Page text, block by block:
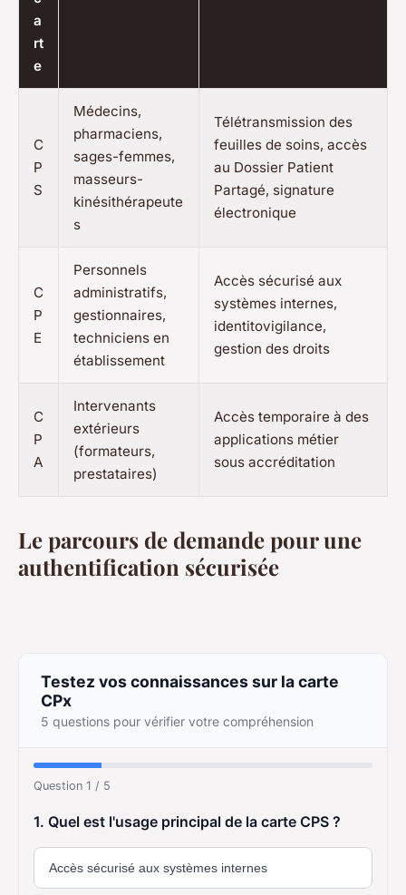
a
rt
e
C
P
S
Médecins,
pharmaciens,
sages-femmes,
masseurs-
kinésithérapeute
s
Télétransmission des
feuilles de soins, accès
au Dossier Patient
Partagé, signature
électronique
C
P
E
Personnels
administratifs,
gestionnaires,
techniciens en
établissement
Accès sécurisé aux
systèmes internes,
identitovigilance,
gestion des droits
C
P
A
Intervenants
extérieurs
(formateurs,
prestataires)
Accès temporaire à des
applications métier
sous accréditation
Le parcours de demande pour une
authentification sécurisée